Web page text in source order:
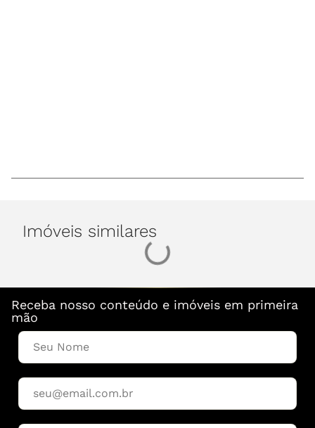
Imóveis similares
Receba nosso conteúdo e imóveis em primeira
mão